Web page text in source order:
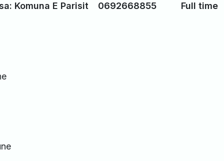
Komuna E Parisit 0692668855 Full time